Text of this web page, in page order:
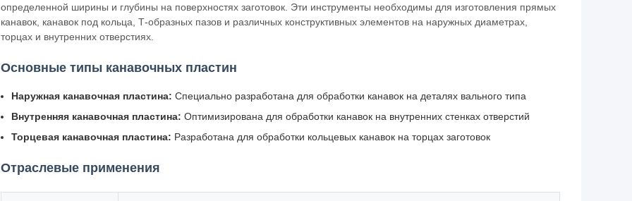
определенной ширины и глубины на поверхностях заготовок. Эти инструменты необходимы для изготовления прямых
канавок, канавок под кольца, Т-образных пазов и различных конструктивных элементов на наружных диаметрах,
торцах и внутренних отверстиях.
Основные типы канавочных пластин
Наружная канавочная пластина: Специально разработана для обработки канавок на деталях вального типа
Внутренняя канавочная пластина: Оптимизирована для обработки канавок на внутренних стенках отверстий
Торцевая канавочная пластина: Разработана для обработки кольцевых канавок на торцах заготовок
Отраслевые применения